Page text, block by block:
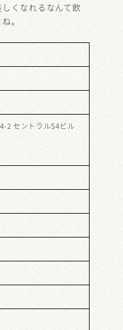
くなれるなんて飲
。
2 セントラルS4ビル